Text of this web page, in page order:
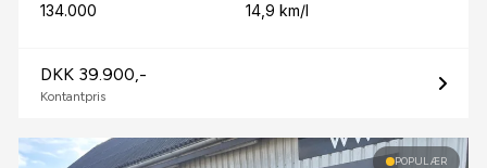
134.000 14,9 km/l
DKK 39.900,-
Kontantpris
POPULÆR